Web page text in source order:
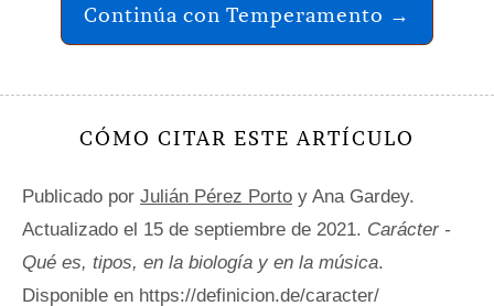
Continúa con Temperamento →
CÓMO CITAR ESTE ARTÍCULO
Publicado por Julián Pérez Porto y Ana Gardey.
Actualizado el 15 de septiembre de 2021. Carácter -
Qué es, tipos, en la biología y en la música.
Disponible en https://definicion.de/caracter/